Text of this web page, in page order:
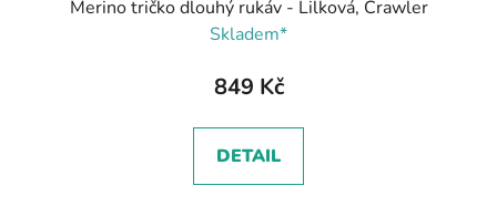
Merino tričko dlouhý rukáv - Lilková, Crawler
Skladem*
849 Kč
DETAIL